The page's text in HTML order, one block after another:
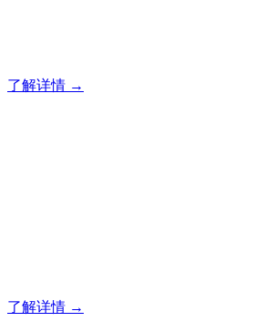
了解详情 →
了解详情 →